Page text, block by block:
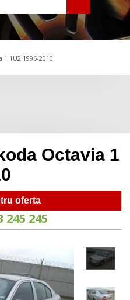
1U2 1996-2010
Octavia 1
oferta
245 245